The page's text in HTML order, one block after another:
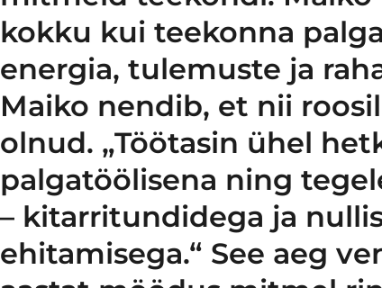
kokku kui teekonna
energia, tulemuste ja
Maiko nendib, et nii
olnud. „Töötasin ühel
palgatöölisena ning
– kitarritundidega ja
ehitamisega.“ See aeg